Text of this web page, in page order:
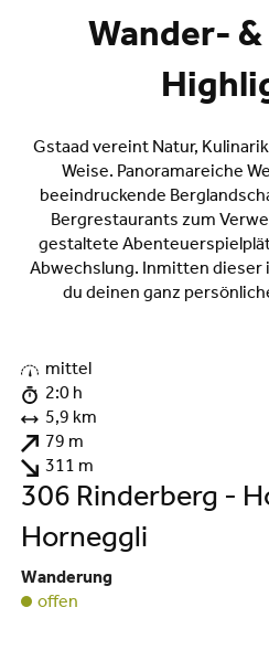
Wander-
Gstaad vereint Natur,
Weise. Panoramareiche
beeindruckende
Bergrestaurants zum
gestaltete
Abwechslung. Inmitten dieser
du deinen ganz
mittel
2:0 h
5,9 km
79 m
311 m
306 Rinderberg -
Horneggli
Wanderung
offen